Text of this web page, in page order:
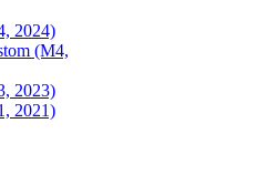
2024)
(M4,
2023)
2021)